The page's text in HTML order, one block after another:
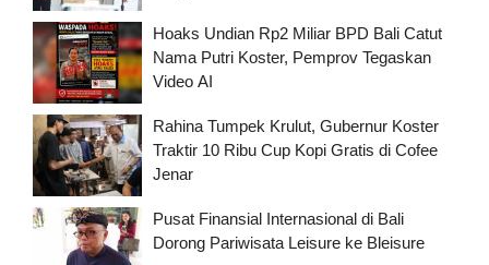
Hoaks Undian Rp2 Miliar BPD Bali Catut
Nama Putri Koster, Pemprov Tegaskan
Video AI
Rahina Tumpek Krulut, Gubernur Koster
Traktir 10 Ribu Cup Kopi Gratis di Cofee
Jenar
Pusat Finansial Internasional di Bali
Dorong Pariwisata Leisure ke Bleisure